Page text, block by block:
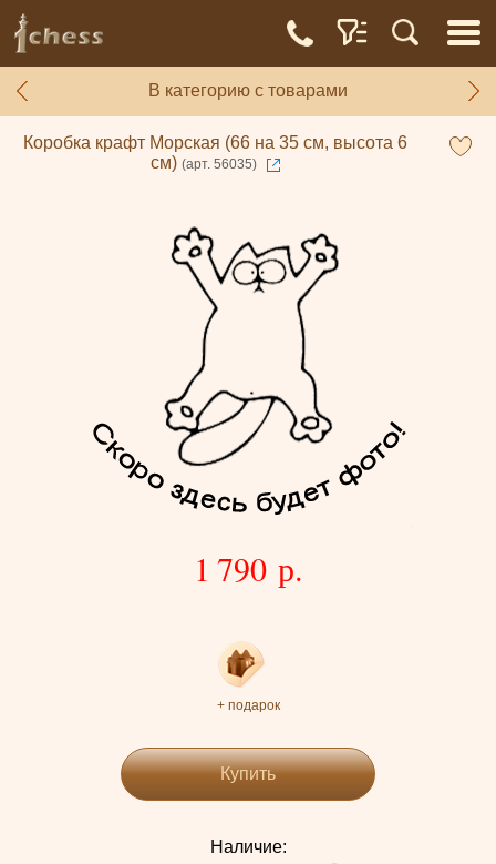
В категорию с товарами
Коробка крафт Морская (66 на 35 см, высота 6
см) (арт. 56035)
1 790 р.
+ подарок
Купить
Наличие: